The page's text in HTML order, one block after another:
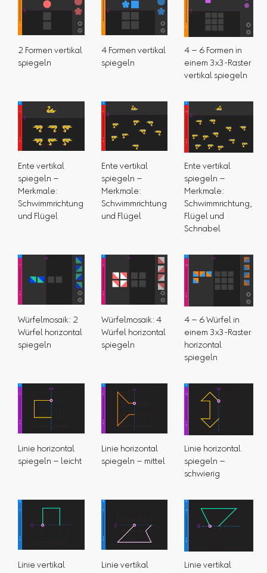
2 Formen vertikal
spiegeln
4 Formen vertikal
spiegeln
4 – 6 Formen in
einem 3x3-Raster
vertikal spiegeln
Ente vertikal
spiegeln –
Merkmale:
Schwimmrichtung
und Flügel
Ente vertikal
spiegeln –
Merkmale:
Schwimmrichtung
und Flügel
Ente vertikal
spiegeln –
Merkmale:
Schwimmrichtung,
Flügel und
Schnabel
Würfelmosaik: 2
Würfel horizontal
spiegeln
Würfelmosaik: 4
Würfel horizontal
spiegeln
4 – 6 Würfel in
einem 3x3-Raster
horizontal
spiegeln
Linie horizontal
spiegeln – leicht
Linie horizontal
spiegeln – mittel
Linie horizontal
spiegeln –
schwierig
Linie vertikal
Linie vertikal
Linie vertikal